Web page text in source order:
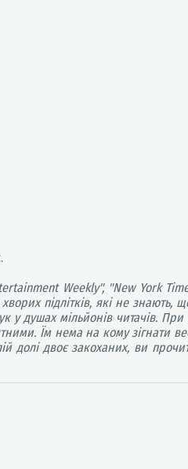
Weekly", "New York
підлітків, які не знають,
душах мільйонів читачів. При
Їм нема на кому зігнати
долі двоє закоханих, ви